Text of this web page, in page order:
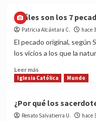
de
la
Virgen
Cuáles son los 7
Patricia Alcántara C. hace
El pecado original, según
los vicios a los que la
Leer másRead
more
son
los
Iglesia Católica Mundo
¿Por qué los
Renato Salvatierra U. hace